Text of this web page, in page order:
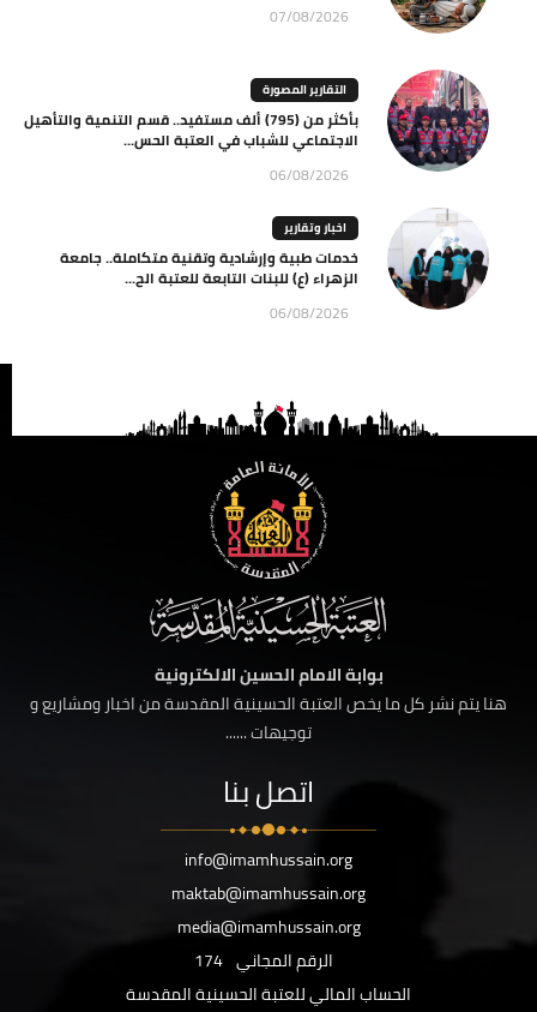
07/08/2026
التقارير المصورة
بأكثر من (795) ألف مستفيد.. قسم التنمية والتأهيل
الاجتماعي للشباب في العتبة الحس...
06/08/2026
اخبار وتقارير
خدمات طبية وإرشادية وتقنية متكاملة.. جامعة
الزهراء (ع) للبنات التابعة للعتبة الح...
06/08/2026
بوابة الامام الحسين الالكترونية
هنا يتم نشر كل ما يخص العتبة الحسينية المقدسة من اخبار ومشاريع و
توجيهات ......
اتصل بنا
info@imamhussain.org
maktab@imamhussain.org
media@imamhussain.org
الرقم المجاني 174
الحساب المالي للعتبة الحسينية المقدسة